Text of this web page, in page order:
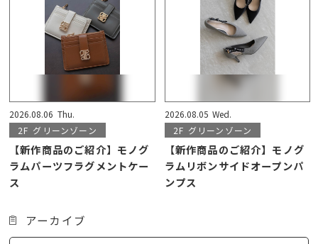
2026.08.06 Thu.
2F グリーンゾーン
【新作商品のご紹介】モノグ
ラムパーツフラグメントケー
ス
2026.08.05 Wed.
2F グリーンゾーン
【新作商品のご紹介】モノグ
ラムリボンサイドオープンパ
ンプス
アーカイブ